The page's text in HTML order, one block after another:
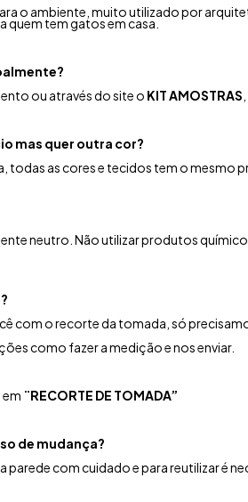
o ambiente, muito utilizado por
quem tem gatos em casa.
ou através do site o KIT AMOSTRAS
mas quer outra cor?
todas as cores e tecidos tem o mesmo
neutro. Não utilizar produtos
com o recorte da tomada, só
como fazer a medição e nos enviar.
¨RECORTE DE TOMADA”
de mudança?
parede com cuidado e para reutilizar é